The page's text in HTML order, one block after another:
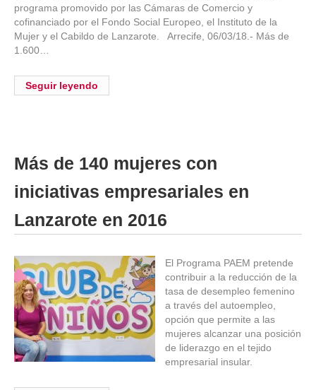
programa promovido por las Cámaras de Comercio y
cofinanciado por el Fondo Social Europeo, el Instituto de la
Mujer y el Cabildo de Lanzarote. Arrecife, 06/03/18.- Más de
1.600…
Seguir leyendo
Más de 140 mujeres con
iniciativas empresariales en
Lanzarote en 2016
El Programa PAEM pretende
contribuir a la reducción de la
tasa de desempleo femenino
a través del autoempleo,
opción que permite a las
mujeres alcanzar una posición
de liderazgo en el tejido
empresarial insular.